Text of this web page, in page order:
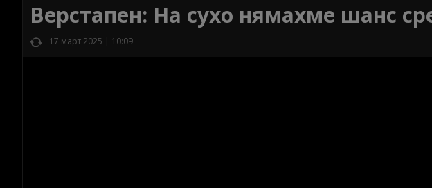
Верстапен: На сухо нямахме шанс
17 март 2025 | 10:09